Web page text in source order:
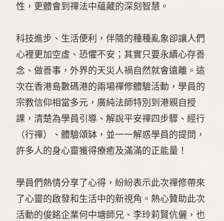
性，更體會到禪法中蘊藏的深刻智慧。
科技進步、生活便利，伴隨的種種亂象卻讓人們
心裡更加空虛、恐懼不安；其實只要永續心存善
念、做善事，外界的天災人禍自然就會遠離。這
次在香港島數碼港的兩場禪修體驗活動，學員的
宗教信仰相當多元，廣純法師特別到港親自授
課，清楚為學員引導、解說平安禪四步驟、經行
（行禪）、體驗頌缽，並一一解惑學員的提問，
許多人的身心靈獲得療癒及滿滿的正能量！
學員們熱情分享了心得，紛紛表示此次禪修帶來
了心靈的啟發和生活中的新視角。熱心贊助此次
活動的俊銘企業何中塘師兄、李玲莉賢伉儷，也